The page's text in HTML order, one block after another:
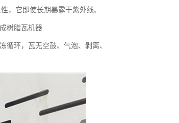
，它即使长期暴露于紫外线、
树脂瓦机器
循环，瓦无空鼓、气泡、剥离、